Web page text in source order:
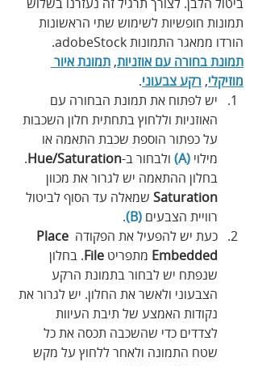
תמונות חופשיות לשימוש שתי הראשונות
הורדו ממאגר התמונות adobeStock.
תמונת בחורה עם אוזניות, תמונת איור
מוזיקלי, רקע צבעוני.
יש לפתוח את תמונת הבחורה עם
האוזניות וללחוץ בתחתית חלון השכבות
על כפתור הוספת שכבת התאמה או
מילוי (A) ולבחור ב-Hue/Saturation
.
בחלון ההתאמה יש לגרור את מכוון
Saturation שמאלה עד הסוף לביטול
רוויית הצבעים (B)
.
כעת יש להפעיל את הפקודה Place
Embedded מתפריט File. בחלון
שנפתח יש לבחור בתמונת הרקע
הצבעוני ולאשר את החלון. יש לגרור את
נקודות האמצע של תיבת העיוות
לצדדים כדי שהשכבה תכסה את כל
שטח התמונה ולאחר ללחוץ על מקש